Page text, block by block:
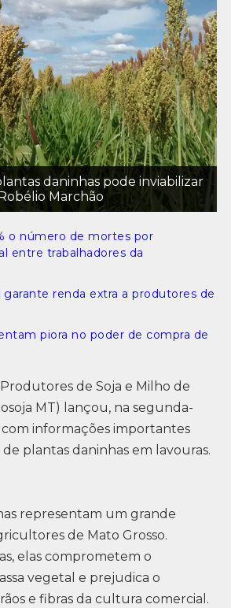
daninhas pode inviabilizar
Marchão
o número de mortes por
entre trabalhadores da
renda extra a produtores de
piora no poder de compra de
Produtores de Soja e Milho de
MT) lançou, na segunda-
com informações importantes
plantas daninhas em lavouras.
representam um grande
de Mato Grosso.
elas comprometem o
vegetal e prejudica o
e fibras da cultura comercial.